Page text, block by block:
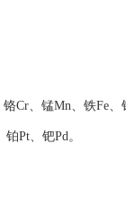
、锰Mn、铁Fe、
Pt、钯Pd。